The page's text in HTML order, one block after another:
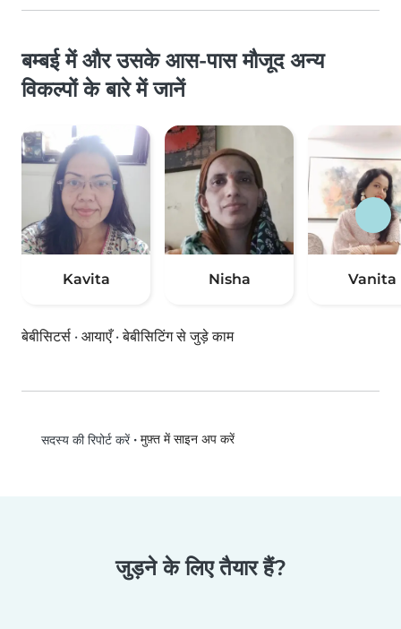
बम्बई में और उसके आस-पास मौजूद अन्य
विकल्पों के बारे में जानें
Kavita Nisha Vanita
बेबीसिटर्स · आयाएँ ·बेबीसिटिंग से जुड़े काम
सदस्य की रिपोर्ट करें• मुफ़्त में साइन अप करें
जुड़ने के लिए तैयार हैं?